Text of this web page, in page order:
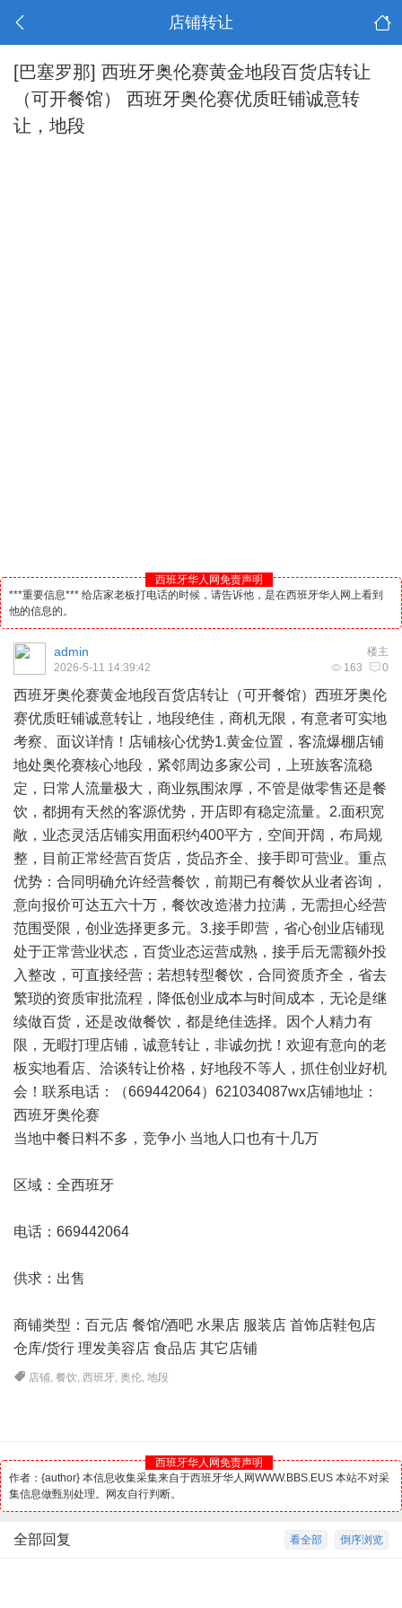
店铺转让
[巴塞罗那] 西班牙奥伦赛黄金地段百货店转让
（可开餐馆） 西班牙奥伦赛优质旺铺诚意转
让，地段
西班牙华人网免责声明
***重要信息*** 给店家老板打电话的时候，请告诉他，是在西班牙华人网上看到
他的信息的。
楼主
admin
163 0
2026-5-11 14:39:42
西班牙奥伦赛黄金地段百货店转让（可开餐馆）西班牙奥伦
赛优质旺铺诚意转让，地段绝佳，商机无限，有意者可实地
考察、面议详情！店铺核心优势1.黄金位置，客流爆棚店铺
地处奥伦赛核心地段，紧邻周边多家公司，上班族客流稳
定，日常人流量极大，商业氛围浓厚，不管是做零售还是餐
饮，都拥有天然的客源优势，开店即有稳定流量。2.面积宽
敞，业态灵活店铺实用面积约400平方，空间开阔，布局规
整，目前正常经营百货店，货品齐全、接手即可营业。重点
优势：合同明确允许经营餐饮，前期已有餐饮从业者咨询，
意向报价可达五六十万，餐饮改造潜力拉满，无需担心经营
范围受限，创业选择更多元。3.接手即营，省心创业店铺现
处于正常营业状态，百货业态运营成熟，接手后无需额外投
入整改，可直接经营；若想转型餐饮，合同资质齐全，省去
繁琐的资质审批流程，降低创业成本与时间成本，无论是继
续做百货，还是改做餐饮，都是绝佳选择。因个人精力有
限，无暇打理店铺，诚意转让，非诚勿扰！欢迎有意向的老
板实地看店、洽谈转让价格，好地段不等人，抓住创业好机
会！联系电话：（669442064）621034087wx店铺地址：
西班牙奥伦赛
当地中餐日料不多，竞争小 当地人口也有十几万
区域：全西班牙
电话：669442064
供求：出售
商铺类型：百元店 餐馆/酒吧 水果店 服装店 首饰店鞋包店
仓库/货行 理发美容店 食品店 其它店铺
店铺,餐饮,西班牙, 奥伦,地段
西班牙华人网免责声明
作者：{author} 本信息收集采集来自于西班牙华人网WWW.BBS.EUS 本站不对采
集信息做甄别处理。网友自行判断。
倒序浏览
看全部
全部回复